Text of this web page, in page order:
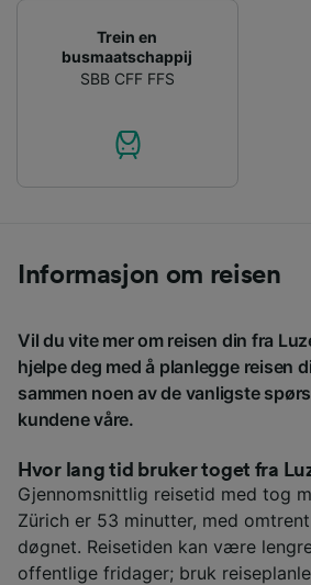
Trein en
busmaatschappij
SBB CFF FFS
Informasjon om reisen
Vil du vite mer om reisen din fra
hjelpe deg med å planlegge reisen
sammen noen av de vanligste
kundene våre.
Hvor lang tid bruker toget fra
Gjennomsnittlig reisetid med tog
Zürich er 53 minutter, med
døgnet. Reisetiden kan være
offentlige fridager; bruk